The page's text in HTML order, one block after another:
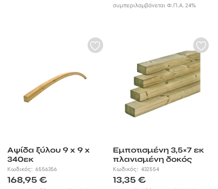
συμπεριλαμβάνεται Φ.Π.Α. 24%
Αψίδα ξύλου 9 x 9 x
340εκ
Κωδικός: 6556356
168,95€
Εμποτισμένη 3,5×7 εκ
πλανισμένη δοκός
Κωδικός:432554
13,35€